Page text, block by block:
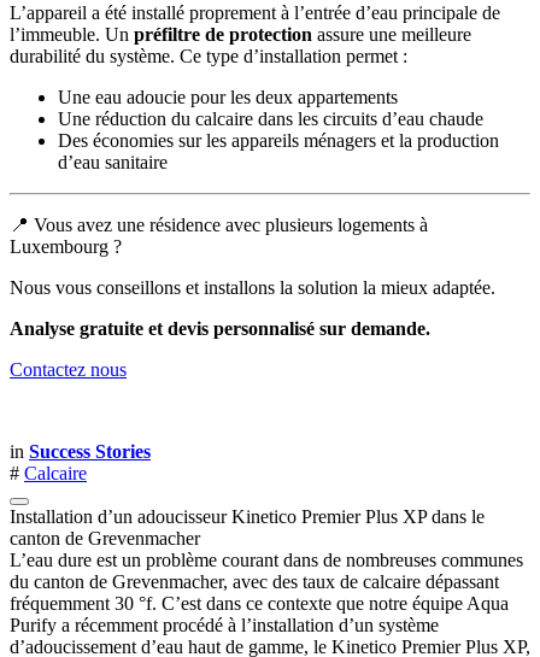
L’appareil a été installé proprement à l’entrée d’eau principale de
l’immeuble. Un préfiltre de protection assure une meilleure
durabilité du système. Ce type d’installation permet :
Une eau adoucie pour les deux appartements
Une réduction du calcaire dans les circuits d’eau chaude
Des économies sur les appareils ménagers et la production
d’eau sanitaire
📍 Vous avez une résidence avec plusieurs logements à
Luxembourg ?
Nous vous conseillons et installons la solution la mieux adaptée.
Analyse gratuite et devis personnalisé sur demande.
Contactez nous
in Success Stories
# Calcaire
Installation d’un adoucisseur Kinetico Premier Plus XP dans le
canton de Grevenmacher
L’eau dure est un problème courant dans de nombreuses communes
du canton de Grevenmacher, avec des taux de calcaire dépassant
fréquemment 30 °f. C’est dans ce contexte que notre équipe Aqua
Purify a récemment procédé à l’installation d’un système
d’adoucissement d’eau haut de gamme, le Kinetico Premier Plus XP,